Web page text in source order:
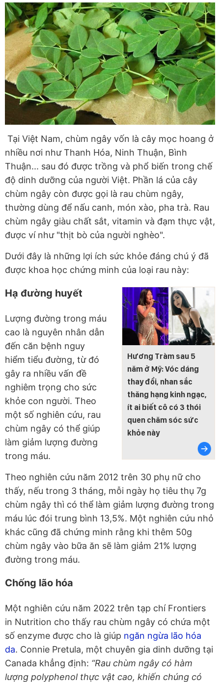
Tại Việt Nam, chùm ngây vốn là cây mọc hoang ở
nhiều nơi như Thanh Hóa, Ninh Thuận, Bình
Thuận... sau đó được trồng và phổ biến trong chế
độ dinh dưỡng của người Việt. Phần lá của cây
chùm ngây còn được gọi là rau chùm ngây,
thường dùng để nấu canh, món xào, pha trà. Rau
chùm ngây giàu chất sắt, vitamin và đạm thực vật,
được ví như "thịt bò của người nghèo".
Dưới đây là những lợi ích sức khỏe đáng chú ý đã
được khoa học chứng minh của loại rau này:
Hương Tràm sau 5
năm ở Mỹ: Vóc dáng
thay đổi, nhan sắc
thăng hạng kinh ngạc,
ít ai biết cô có 3 thói
quen chăm sóc sức
khỏe này
Hạ đường huyết
Lượng đường trong máu
cao là nguyên nhân dẫn
đến căn bệnh nguy
hiểm tiểu đường, từ đó
gây ra nhiều vấn đề
nghiêm trọng cho sức
khỏe con người. Theo
một số nghiên cứu, rau
chùm ngây có thể giúp
làm giảm lượng đường
trong máu.
Theo nghiên cứu năm 2012 trên 30 phụ nữ cho
thấy, nếu trong 3 tháng, mỗi ngày họ tiêu thụ 7g
chùm ngây thì có thể làm giảm lượng đường trong
máu lúc đói trung bình 13,5%. Một nghiên cứu nhỏ
khác cũng đã chứng minh rằng khi thêm 50g
chùm ngây vào bữa ăn sẽ làm giảm 21% lượng
đường trong máu.
Chống lão hóa
Một nghiên cứu năm 2022 trên tạp chí Frontiers
in Nutrition cho thấy rau chùm ngây có chứa một
số enzyme được cho là giúp ngăn ngừa lão hóa
da. Connie Pretula, một chuyên gia dinh dưỡng tại
Canada khẳng định: “Rau chùm ngây có hàm
lượng polyphenol thực vật cao, khiến chúng có